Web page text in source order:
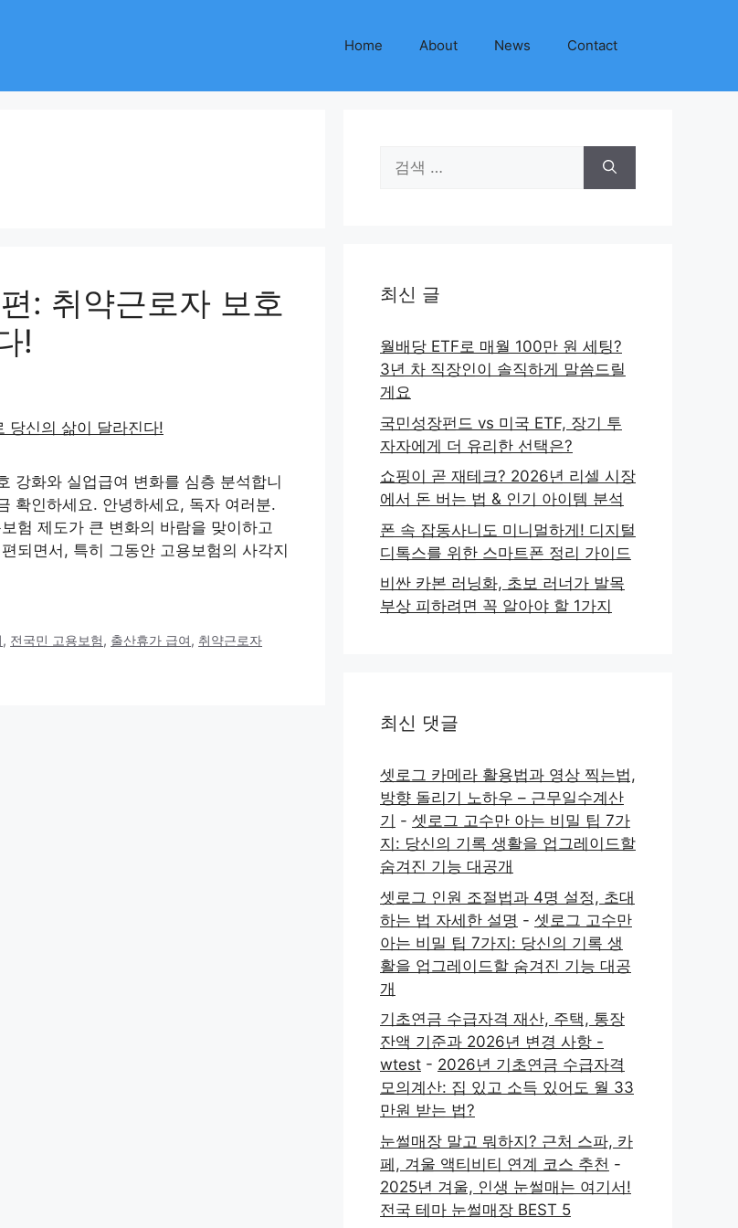
Home About News Contact
: 취약근로자 보호
!
강화와 실업급여 변화를 심층 분석합니
확인하세요. 안녕하세요, 독자 여러분.
험 제도가 큰 변화의 바람을 맞이하고
편되면서, 특히 그동안 고용보험의 사각지
, 전국민 고용보험, 출산휴가 급여, 취약근로자
색:
최신 글
월배당 ETF로 매월 100만 원 세팅?
3년 차 직장인이 솔직하게 말씀드릴
게요
국민성장펀드 vs 미국 ETF, 장기 투
자자에게 더 유리한 선택은?
쇼핑이 곧 재테크? 2026년 리셀 시장
에서 돈 버는 법 & 인기 아이템 분석
폰 속 잡동사니도 미니멀하게! 디지털
디톡스를 위한 스마트폰 정리 가이드
비싼 카본 러닝화, 초보 러너가 발목
부상 피하려면 꼭 알아야 할 1가지
최신 댓글
셋로그 카메라 활용법과 영상 찍는법,
방향 돌리기 노하우 – 근무일수계산
기 - 셋로그 고수만 아는 비밀 팁 7가
지: 당신의 기록 생활을 업그레이드할
숨겨진 기능 대공개
셋로그 인원 조절법과 4명 설정, 초대
하는 법 자세한 설명 - 셋로그 고수만
아는 비밀 팁 7가지: 당신의 기록 생
활을 업그레이드할 숨겨진 기능 대공
개
기초연금 수급자격 재산, 주택, 통장
잔액 기준과 2026년 변경 사항 -
wtest - 2026년 기초연금 수급자격
모의계산: 집 있고 소득 있어도 월 33
만원 받는 법?
눈썰매장 말고 뭐하지? 근처 스파, 카
페, 겨울 액티비티 연계 코스 추천 -
2025년 겨울, 인생 눈썰매는 여기서!
전국 테마 눈썰매장 BEST 5